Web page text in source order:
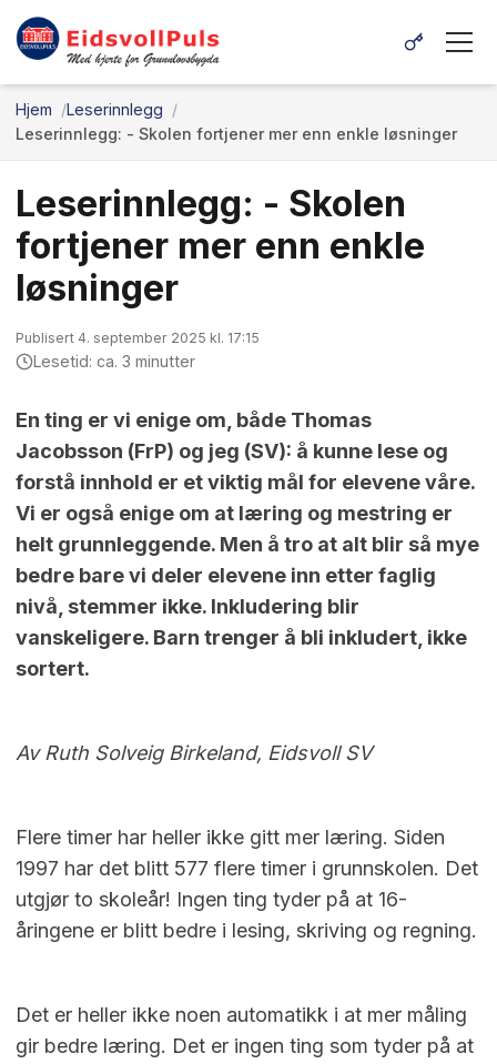
Hjem
Leserinnlegg
Leserinnlegg: - Skolen fortjener mer enn enkle løsninger
Leserinnlegg: - Skolen
fortjener mer enn enkle
løsninger
Publisert 4. september 2025 kl. 17:15
Lesetid: ca. 3 minutter
En ting er vi enige om, både Thomas
Jacobsson (FrP) og jeg (SV): å kunne lese og
forstå innhold er et viktig mål for elevene våre.
Vi er også enige om at læring og mestring er
helt grunnleggende. Men å tro at alt blir så mye
bedre bare vi deler elevene inn etter faglig
nivå, stemmer ikke. Inkludering blir
vanskeligere. Barn trenger å bli inkludert, ikke
sortert.
Av Ruth Solveig Birkeland, Eidsvoll SV
Flere timer har heller ikke gitt mer læring. Siden
1997 har det blitt 577 flere timer i grunnskolen. Det
utgjør to skoleår! Ingen ting tyder på at 16-
åringene er blitt bedre i lesing, skriving og regning.
Det er heller ikke noen automatikk i at mer måling
gir bedre læring. Det er ingen ting som tyder på at